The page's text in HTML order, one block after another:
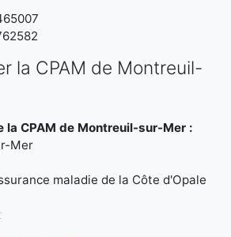
la CPAM de Montreuil-
la CPAM de Montreuil-sur-Mer :
Mer
maladie de la Côte d'Opale